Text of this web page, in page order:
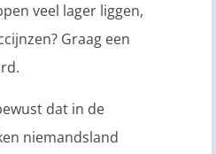
veel lager liggen,
Graag een
dat in de
niemandsland